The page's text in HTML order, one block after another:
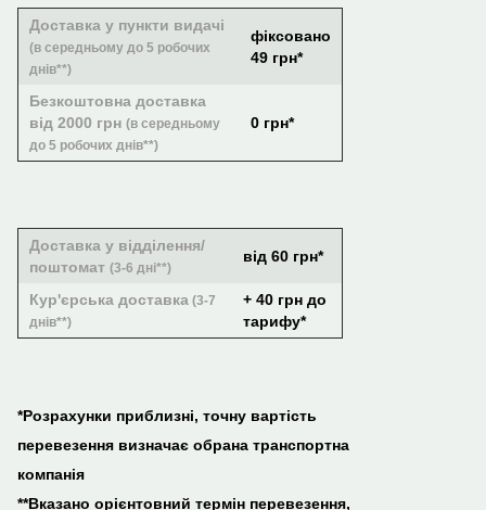
Доставка у пункти видачі
(в середньому до 5 робочих
днів**)
фіксовано
49 грн*
Безкоштовна доставка
від 2000 грн (в середньому
до 5 робочих днів**)
0 грн*
Доставка у відділення/
поштомат (3-6 дні**)
від 60 грн*
Кур'єрська доставка (3-7
днів**)
+ 40 грн до
тарифу*
*Розрахунки приблизні, точну вартість
перевезення визначає обрана транспортна
компанія
**Вказано орієнтовний термін перевезення,